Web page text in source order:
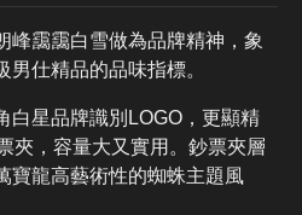
峰靄靄白雪做為品牌精神，象
仕精品的品味指標。
白星品牌識別LOGO，更顯精
夾，容量大又實用。鈔票夾層
寶龍高藝術性的蜘蛛主題風